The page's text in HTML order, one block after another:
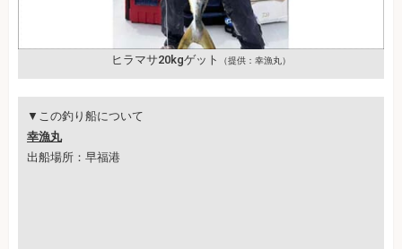
ヒラマサ20kgゲット （提供：幸漁丸）
▼この釣り船について
幸漁丸
出船場所：早福港